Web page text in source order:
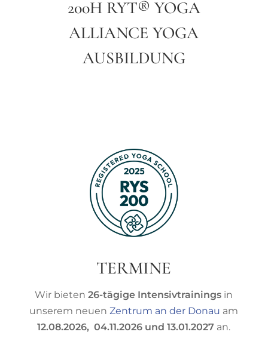
200H RYT® YOGA
ALLIANCE YOGA
AUSBILDUNG
TERMINE
Wir bieten26-tägige Intensivtrainings in
unserem neuenZentrum an der Donau am
12.08.2026, 04.11.2026 und 13.01.2027 an.